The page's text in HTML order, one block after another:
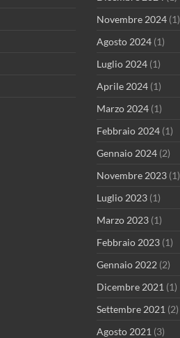
Novembre 2024 (1)
Agosto 2024 (1)
Luglio 2024 (1)
Aprile 2024 (1)
Marzo 2024 (1)
Febbraio 2024 (1)
Gennaio 2024 (2)
Novembre 2023 (1)
Luglio 2023 (1)
Marzo 2023 (1)
Febbraio 2023 (1)
Gennaio 2022 (2)
Dicembre 2021 (1)
Settembre 2021 (2)
Agosto 2021 (3)